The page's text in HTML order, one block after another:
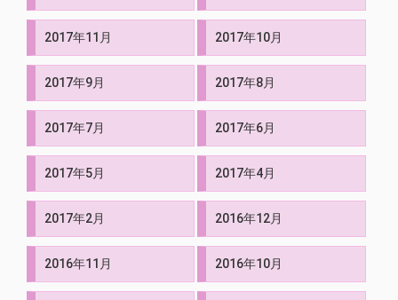
2017年11月 2017年10月
2017年9月 2017年8月
2017年7月 2017年6月
2017年5月 2017年4月
2017年2月 2016年12月
2016年11月 2016年10月